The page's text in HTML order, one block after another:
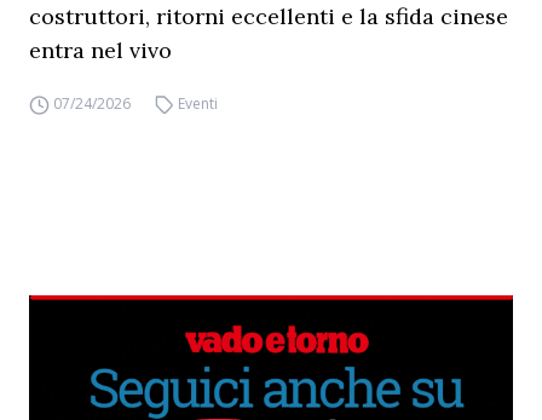
costruttori, ritorni eccellenti e la sfida cinese
entra nel vivo
07/24/2026 Eventi